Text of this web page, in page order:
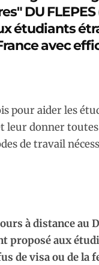
DU FLEPES
étudiants
avec
pour aider les
donner toutes
de travail
à distance au
proposé aux
de visa ou de la